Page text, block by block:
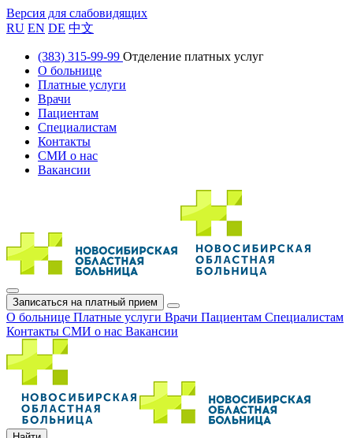
Версия для слабовидящих
RU EN DE 中文
(383) 315-99-99 Отделение платных услуг
О больнице
Платные услуги
Врачи
Пациентам
Специалистам
Контакты
СМИ о нас
Вакансии
Записаться на платный прием
О больнице Платные услуги Врачи Пациентам Специалистам
Контакты СМИ о нас Вакансии